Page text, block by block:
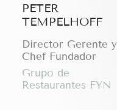
PETER
TEMPELHOFF
Director Gerente y
Chef Fundador
Grupo de
Restaurantes FYN